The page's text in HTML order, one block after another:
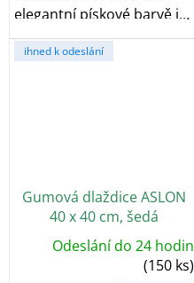
elegantní pískové barvě je
vyrobena z...
ihned k odeslání
Gumová dlaždice ASLON
40 x 40 cm, šedá
Odeslání do 24 hodin
(150 ks)